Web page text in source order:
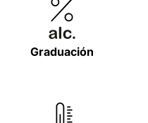
Graduación